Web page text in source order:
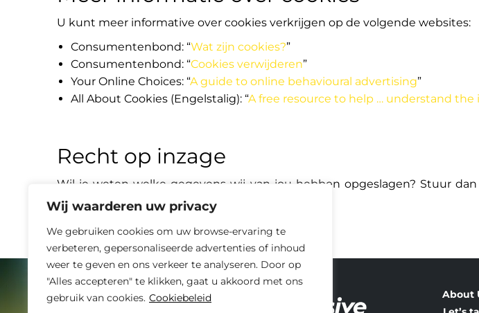
Wij waarderen uw privacy
We gebruiken cookies om uw browse-ervaring te
verbeteren, gepersonaliseerde advertenties of inhoud
weer te geven en ons verkeer te analyseren. Door op
"Alles accepteren" te klikken, gaat u akkoord met ons
gebruik van cookies. Cookiebeleid
U kunt meer informative over cookies verkrijgen op de volgende websites:
Consumentenbond: “Wat zijn cookies?”
Consumentenbond: “Cookies verwijderen”
Your Online Choices: “A guide to online behavioural advertising”
All About Cookies (Engelstalig): “A free resource to help … understand
Recht op inzage
Wil je weten welke gegevens wij van jou hebben opgeslagen? Stuur
verder.
About